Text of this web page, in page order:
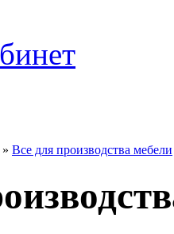
» Все для производства мебели